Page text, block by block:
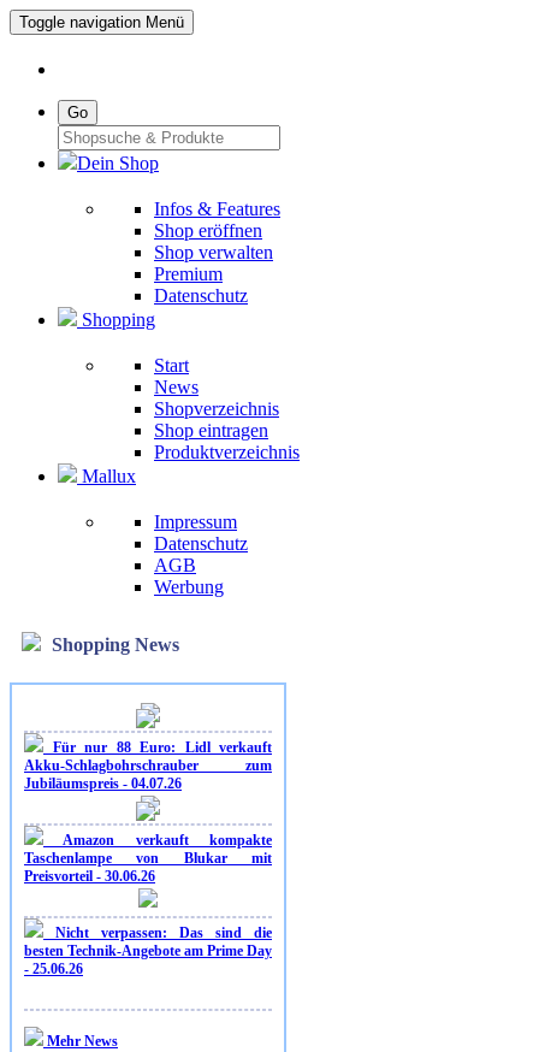
Toggle navigation Menü
Go
Dein Shop
Infos & Features
Shop eröffnen
Shop verwalten
Premium
Datenschutz
Shopping
Start
News
Shopverzeichnis
Shop eintragen
Produktverzeichnis
Mallux
Impressum
Datenschutz
AGB
Werbung
Shopping News
Für nur 88 Euro: Lidl verkauft
Akku-Schlagbohrschrauber zum
Jubiläumspreis - 04.07.26
Amazon verkauft kompakte
Taschenlampe von Blukar mit
Preisvorteil - 30.06.26
Nicht verpassen: Das sind die
besten Technik-Angebote am Prime Day
- 25.06.26
Mehr News